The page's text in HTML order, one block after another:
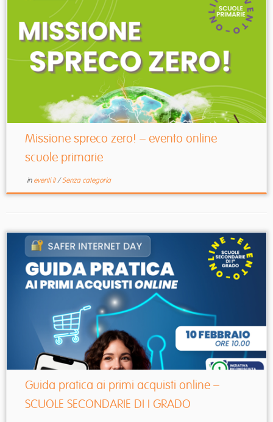
Missione spreco zero! – evento online
scuole primarie
in eventi it/Senza categoria
Guida pratica ai primi acquisti online –
SCUOLE SECONDARIE DI I GRADO